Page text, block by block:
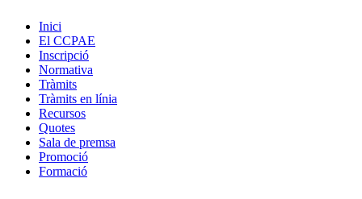
Inici
El CCPAE
Inscripció
Normativa
Tràmits
Tràmits en línia
Recursos
Quotes
Sala de premsa
Promoció
Formació